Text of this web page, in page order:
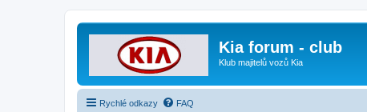
Kia forum - club
Klub majitelů vozů Kia
Rychlé odkazy FAQ